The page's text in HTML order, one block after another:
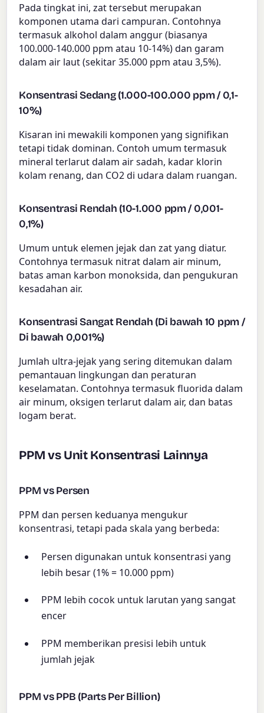
Pada tingkat ini, zat tersebut merupakan
komponen utama dari campuran. Contohnya
termasuk alkohol dalam anggur (biasanya
100.000-140.000 ppm atau 10-14%) dan garam
dalam air laut (sekitar 35.000 ppm atau 3,5%).
Konsentrasi Sedang (1.000-100.000 ppm / 0,1-
10%)
Kisaran ini mewakili komponen yang signifikan
tetapi tidak dominan. Contoh umum termasuk
mineral terlarut dalam air sadah, kadar klorin
kolam renang, dan CO2 di udara dalam ruangan.
Konsentrasi Rendah (10-1.000 ppm / 0,001-
0,1%)
Umum untuk elemen jejak dan zat yang diatur.
Contohnya termasuk nitrat dalam air minum,
batas aman karbon monoksida, dan pengukuran
kesadahan air.
Konsentrasi Sangat Rendah (Di bawah 10 ppm /
Di bawah 0,001%)
Jumlah ultra-jejak yang sering ditemukan dalam
pemantauan lingkungan dan peraturan
keselamatan. Contohnya termasuk fluorida dalam
air minum, oksigen terlarut dalam air, dan batas
logam berat.
PPM vs Unit Konsentrasi Lainnya
PPM vs Persen
PPM dan persen keduanya mengukur
konsentrasi, tetapi pada skala yang berbeda:
Persen digunakan untuk konsentrasi yang
lebih besar (1% = 10.000 ppm)
PPM lebih cocok untuk larutan yang sangat
encer
PPM memberikan presisi lebih untuk
jumlah jejak
PPM vs PPB (Parts Per Billion)